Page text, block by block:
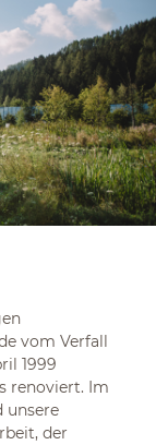
vom Verfall
1999
renoviert. Im
unsere
der